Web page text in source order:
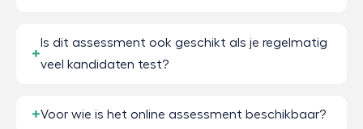
Is dit assessment ook geschikt als je regelmatig
veel kandidaten test?
Voor wie is het online assessment beschikbaar?